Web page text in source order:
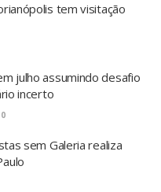
tem visitação
julho assumindo desafio
incerto
0
sem Galeria realiza